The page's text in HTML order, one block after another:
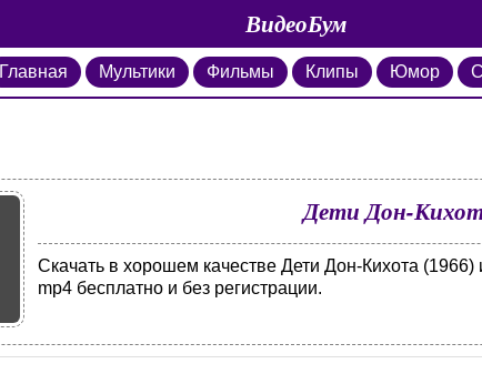
ВидеоБум
Главная Мультики Фильмы Клипы Юмор
Дети Дон-
Скачать в хорошем качестве Дети Дон-Кихота
mp4 бесплатно и без регистрации.